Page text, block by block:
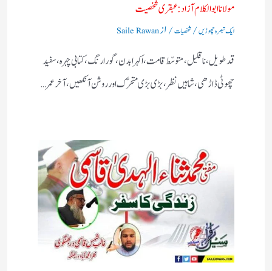
مولانا ابوالکلام آزاد:عبقری شخصیت
ایک تبصرہ چھوڑیں/شخصیات/ ازSaile Rawan
قد طویل، نا قلیل، متوسّط قامت، اکہرا بدن، گورا رنگ، کتابی چہرہ، سفید
چھوٹی ڈاڑھی، شاہیں نظر، بڑی بڑی متحرّک اور روشن آنکھیں، آخر عمر…